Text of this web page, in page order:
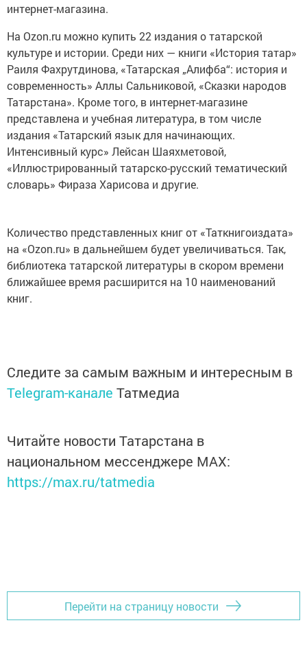
интернет-магазина.
На Ozon.ru можно купить 22 издания о татарской
культуре и истории. Среди них — книги «История татар»
Раиля Фахрутдинова, «Татарская „Алифба“: история и
современность» Аллы Сальниковой, «Сказки народов
Татарстана». Кроме того, в интернет-магазине
представлена и учебная литература, в том числе
издания «Татарский язык для начинающих.
Интенсивный курс» Лейсан Шаяхметовой,
«Иллюстрированный татарско-русский тематический
словарь» Фираза Харисова и другие.
Количество представленных книг от «Таткнигоиздата»
на «Ozon.ru» в дальнейшем будет увеличиваться. Так,
библиотека татарской литературы в скором времени
ближайшее время расширится на 10 наименований
книг.
Следите за самым важным и интересным в
Telegram-канале Татмедиа
Читайте новости Татарстана в
национальном мессенджере MАХ:
https://max.ru/tatmedia
Перейти на страницу новости